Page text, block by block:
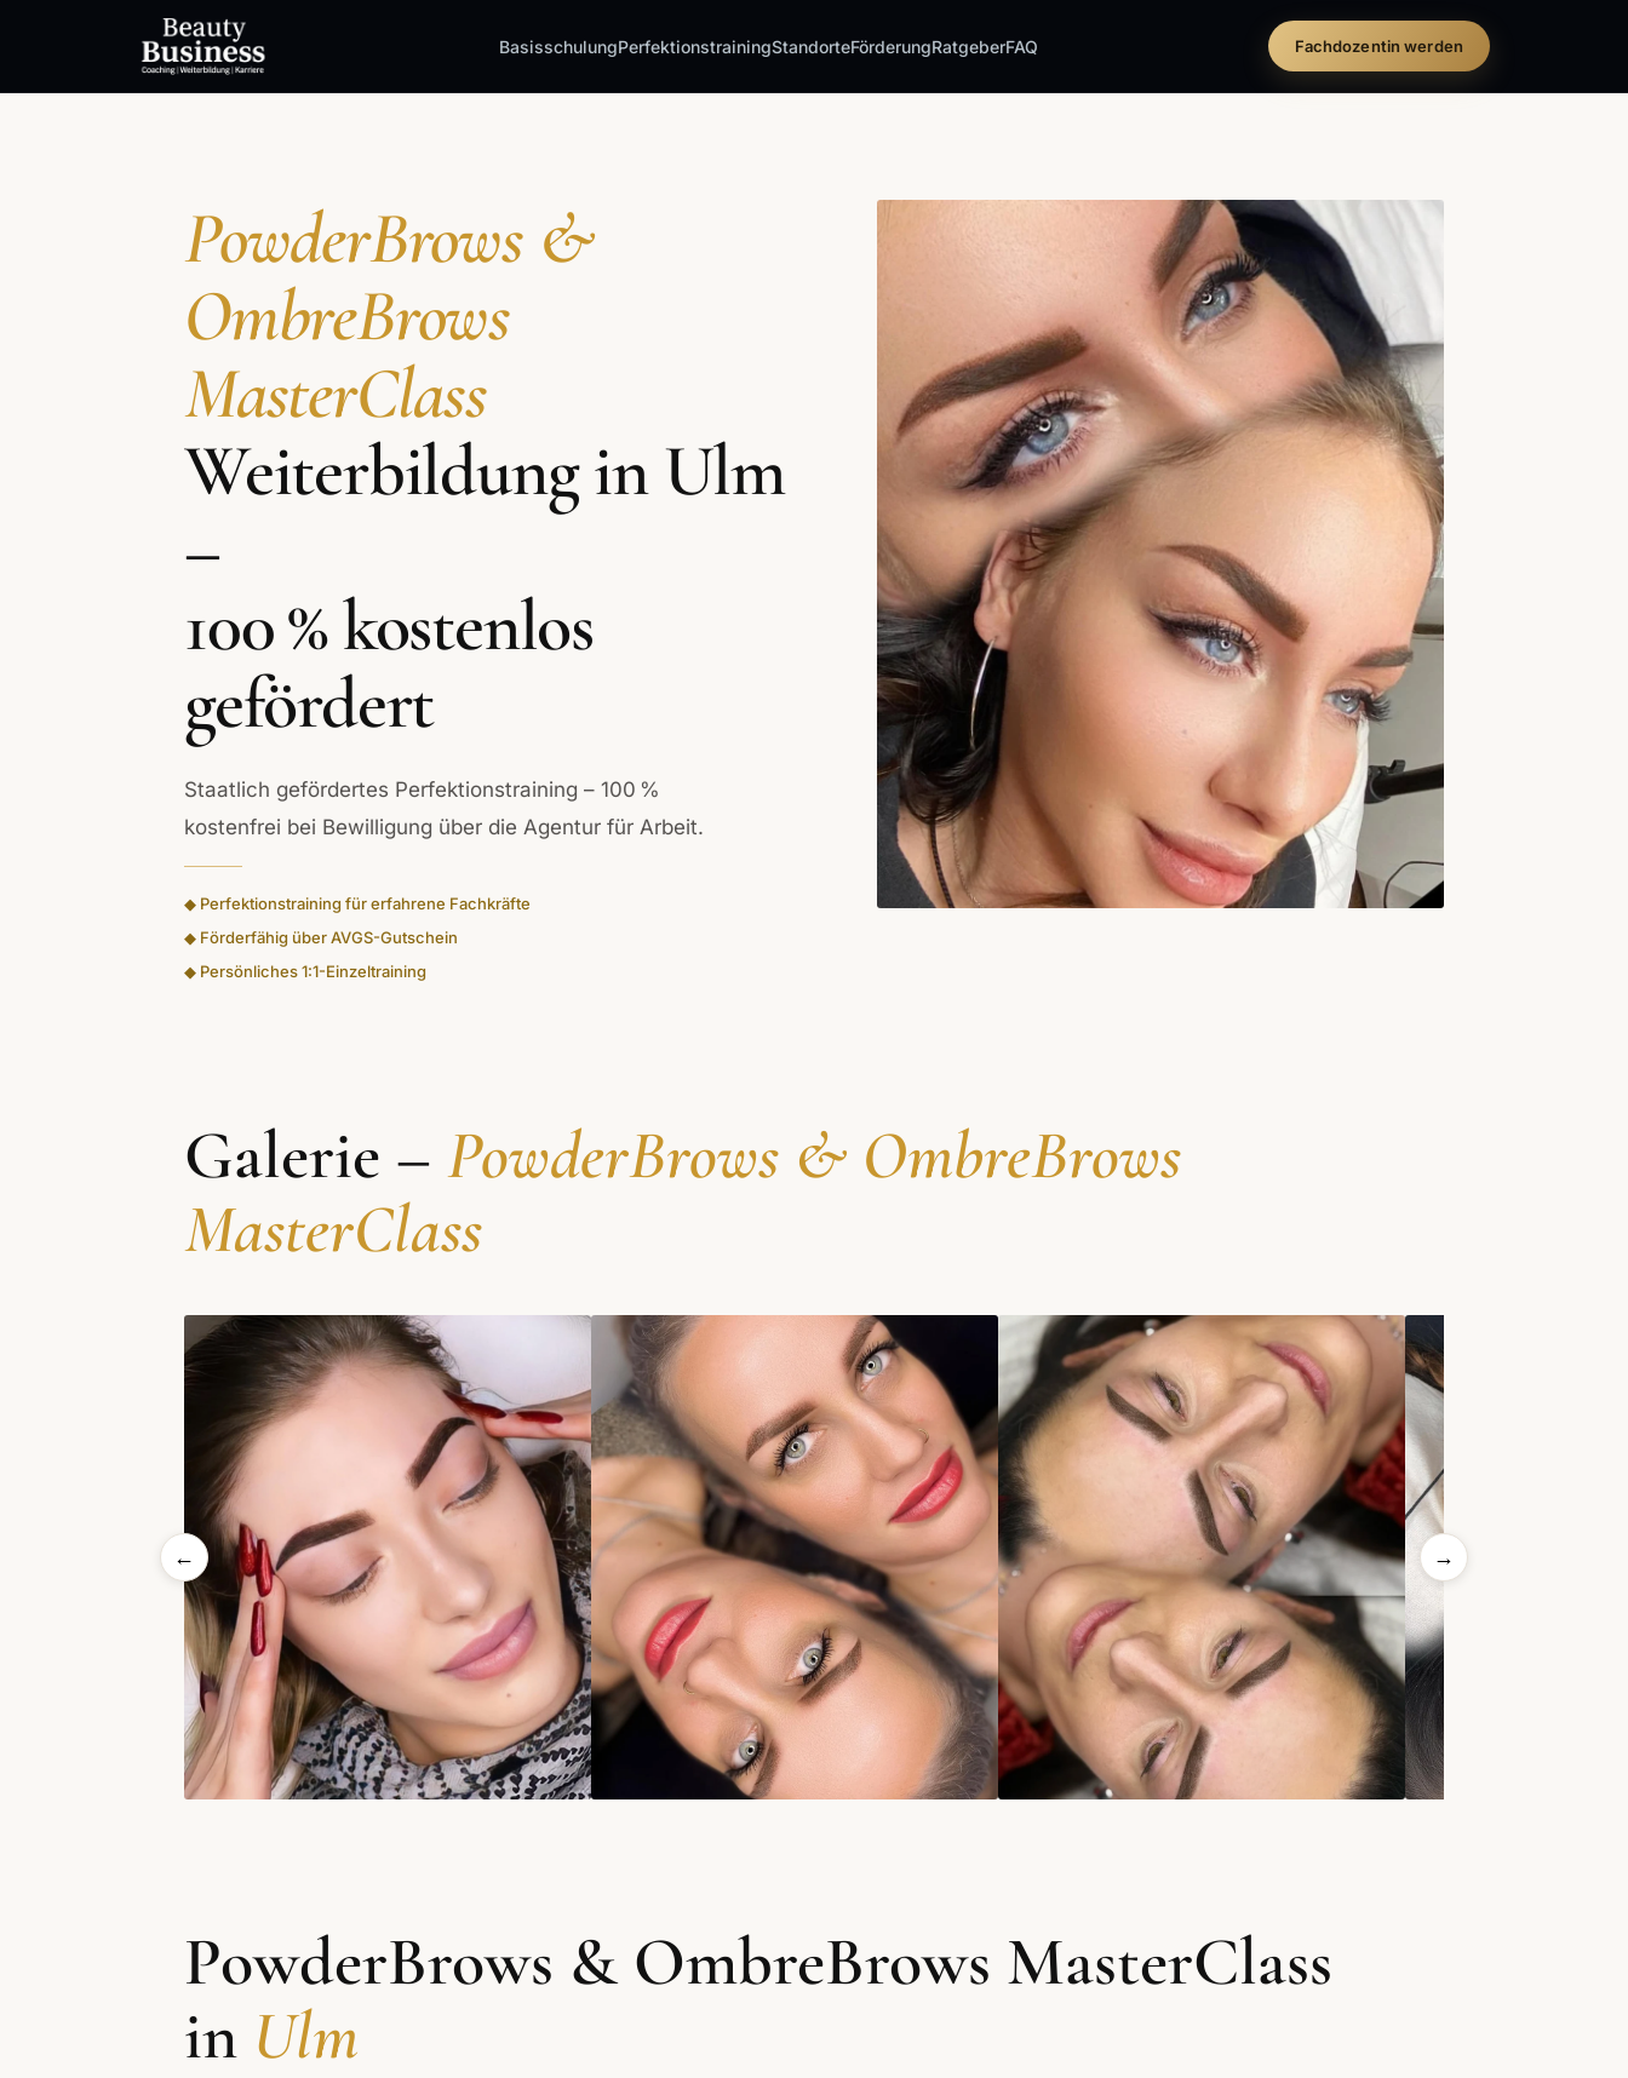
BasisschulungPerfektionstrainingStandorteFörderungRatgeberFAQ Fachdozentin werden
PowderBrows &
OmbreBrows
MasterClass
Weiterbildung in Ulm
–
100 % kostenlos
gefördert
Staatlich gefördertes Perfektionstraining – 100 %
kostenfrei bei Bewilligung über die Agentur für Arbeit.
◆ Perfektionstraining für erfahrene Fachkräfte
◆ Förderfähig über AVGS-Gutschein
◆ Persönliches 1:1-Einzeltraining
Galerie – PowderBrows & OmbreBrows
MasterClass
← →
PowderBrows & OmbreBrows MasterClass
in Ulm